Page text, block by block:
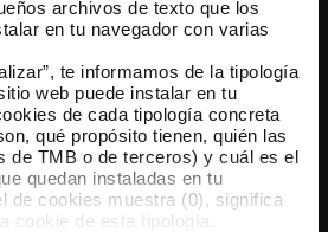
archivos de texto que los
en tu navegador con varias
te informamos de la tipología
web puede instalar en tu
de cada tipología concreta
qué propósito tienen, quién las
de TMB o de terceros) y cuál es el
quedan instaladas en tu
de cookies muestra (0), significa
cookie de esta tipología.
compra tus billetes
Google Play